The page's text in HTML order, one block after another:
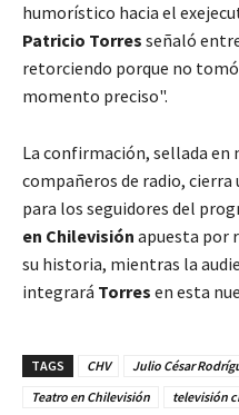
humorístico hacia el
Patricio Torres señaló
retorciendo porque no
momento preciso".
La confirmación, sellada en
compañeros de radio,
para los seguidores del
en Chilevisión apuesta por
su historia, mientras la
integrará Torres en esta
TAGS CHV Julio César
Teatro en Chilevisión
televisión